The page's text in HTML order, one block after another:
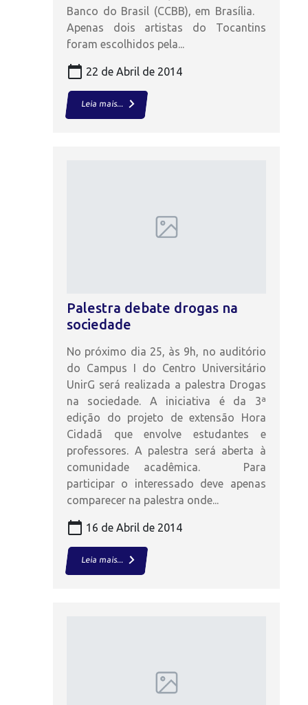
Banco do Brasil (CCBB), em Brasília.
Apenas dois artistas do Tocantins
foram escolhidos pela...
calendar_today 22 de Abril de 2014
Leia mais...keyboard_arrow_right
Palestra debate drogas na
sociedade
No próximo dia 25, às 9h, no auditório
do Campus I do Centro Universitário
UnirG será realizada a palestra Drogas
na sociedade. A iniciativa é da 3ª
edição do projeto de extensão Hora
Cidadã que envolve estudantes e
professores. A palestra será aberta à
comunidade acadêmica. Para
participar o interessado deve apenas
comparecer na palestra onde...
calendar_today 16 de Abril de 2014
Leia mais... keyboard_arrow_right